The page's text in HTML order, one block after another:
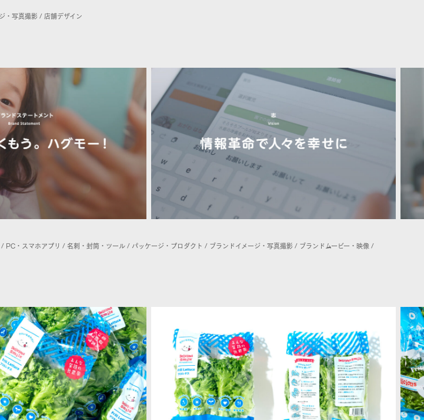
・写真撮影 / 店舗デザイン
・スマホアプリ / 名刺・封筒・ツール / パッケージ・プロダクト / ブランドイメージ・写真撮影 / ブランドムービー・映像 /